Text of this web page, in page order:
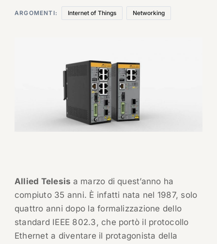
ARGOMENTI: Internet of Things Networking
Allied Telesis a marzo di quest’anno ha
compiuto 35 anni. È infatti nata nel 1987, solo
quattro anni dopo la formalizzazione dello
standard IEEE 802.3, che portò il protocollo
Ethernet a diventare il protagonista della